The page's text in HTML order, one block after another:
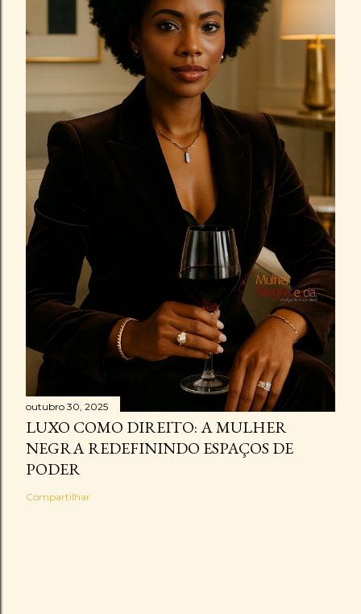
outubro 30, 2025
LUXO COMO DIREITO: A MULHER
NEGRA REDEFININDO ESPAÇOS DE
PODER
Compartilhar